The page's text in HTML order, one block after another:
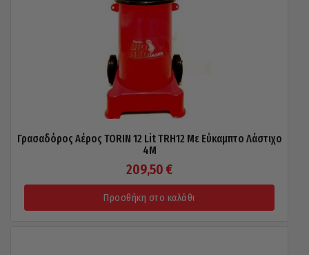
Γρασαδόρος Αέρος TORIN 12 Lit TRH12 Με Εύκαμπτο Λάστιχο
4M
209,50 €
Προσθήκη στο καλάθι